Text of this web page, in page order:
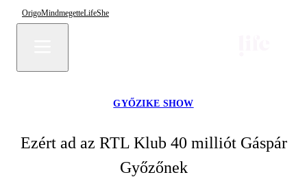
OrigoMindmegetteLifeShe
GYŐZIKE SHOW
Ezért ad az RTL Klub 40 milliót Gáspár
Győzőnek